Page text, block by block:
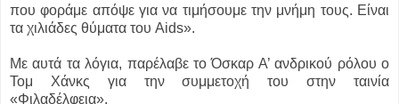
που φοράμε απόψε για να τιμήσουμε την μνήμη τους. Είναι
τα χιλιάδες θύματα του Aids».
Με αυτά τα λόγια, παρέλαβε το Όσκαρ Α’ ανδρικού ρόλου ο
Τομ Χάνκς για την συμμετοχή του στην ταινία
«Φιλαδέλφεια».